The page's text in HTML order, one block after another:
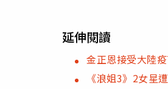
延伸閱讀
金正恩接受大陸
《浪姐3》2女星